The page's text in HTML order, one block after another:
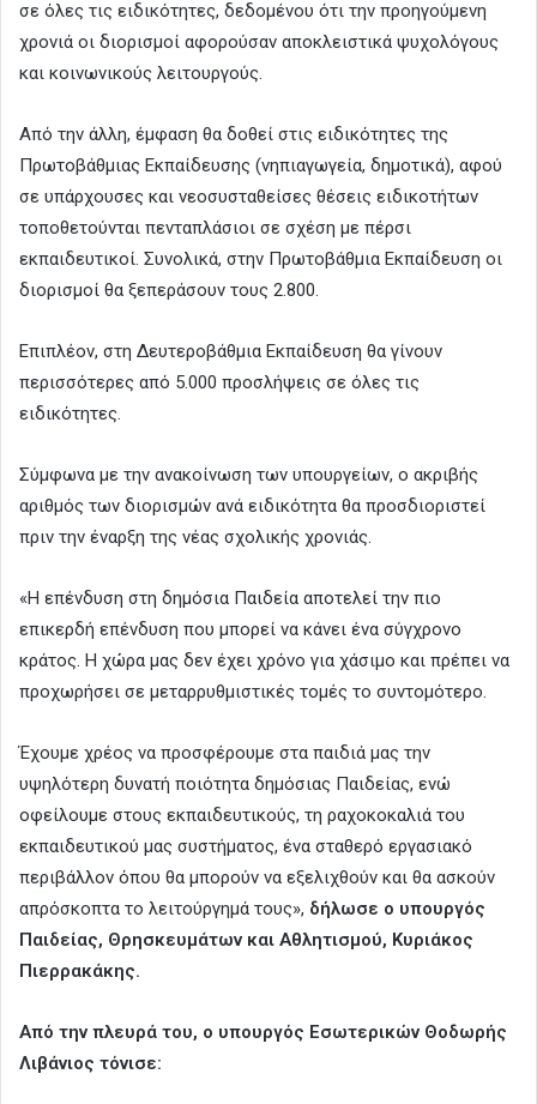
σε όλες τις ειδικότητες, δεδομένου ότι την προηγούμενη
χρονιά οι διορισμοί αφορούσαν αποκλειστικά ψυχολόγους
και κοινωνικούς λειτουργούς.
Από την άλλη, έμφαση θα δοθεί στις ειδικότητες της
Πρωτοβάθμιας Εκπαίδευσης (νηπιαγωγεία, δημοτικά), αφού
σε υπάρχουσες και νεοσυσταθείσες θέσεις ειδικοτήτων
τοποθετούνται πενταπλάσιοι σε σχέση με πέρσι
εκπαιδευτικοί. Συνολικά, στην Πρωτοβάθμια Εκπαίδευση οι
διορισμοί θα ξεπεράσουν τους 2.800.
Επιπλέον, στη Δευτεροβάθμια Εκπαίδευση θα γίνουν
περισσότερες από 5.000 προσλήψεις σε όλες τις
ειδικότητες.
Σύμφωνα με την ανακοίνωση των υπουργείων, ο ακριβής
αριθμός των διορισμών ανά ειδικότητα θα προσδιοριστεί
πριν την έναρξη της νέας σχολικής χρονιάς.
«Η επένδυση στη δημόσια Παιδεία αποτελεί την πιο
επικερδή επένδυση που μπορεί να κάνει ένα σύγχρονο
κράτος. Η χώρα μας δεν έχει χρόνο για χάσιμο και πρέπει να
προχωρήσει σε μεταρρυθμιστικές τομές το συντομότερο.
Έχουμε χρέος να προσφέρουμε στα παιδιά μας την
υψηλότερη δυνατή ποιότητα δημόσιας Παιδείας, ενώ
οφείλουμε στους εκπαιδευτικούς, τη ραχοκοκαλιά του
εκπαιδευτικού μας συστήματος, ένα σταθερό εργασιακό
περιβάλλον όπου θα μπορούν να εξελιχθούν και θα ασκούν
απρόσκοπτα το λειτούργημά τους», δήλωσε ο υπουργός
Παιδείας, Θρησκευμάτων και Αθλητισμού, Κυριάκος
Πιερρακάκης.
Από την πλευρά του, ο υπουργός Εσωτερικών Θοδωρής
Λιβάνιος τόνισε: